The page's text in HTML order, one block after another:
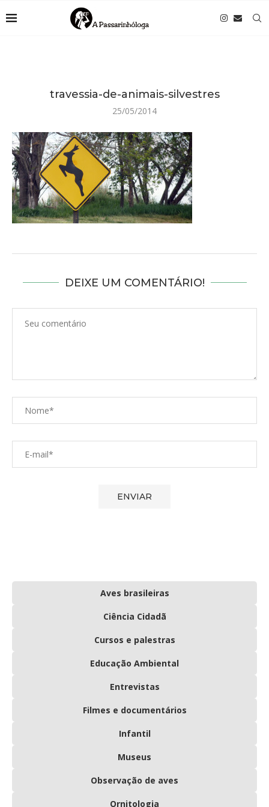
travessia-de-animais-silvestres
25/05/2014
DEIXE UM COMENTÁRIO!
Aves brasileiras
Ciência Cidadã
Cursos e palestras
Educação Ambiental
Entrevistas
Filmes e documentários
Infantil
Museus
Observação de aves
Ornitologia